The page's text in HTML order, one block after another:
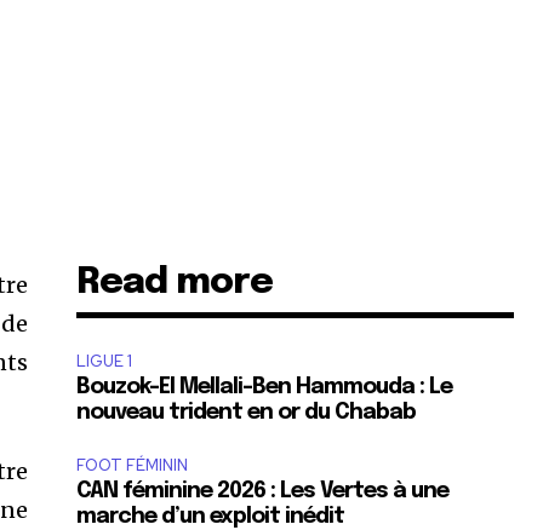
Read more
LIGUE 1
Bouzok-El Mellali-Ben Hammouda : Le
nouveau trident en or du Chabab
FOOT FÉMININ
CAN féminine 2026 : Les Vertes à une
marche d’un exploit inédit